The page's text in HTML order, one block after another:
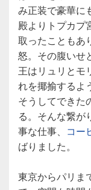
み正装で豪華に
殿よりトプカプ
取ったこともあ
怒。その腹いせ
王はリュリとモ
れを揶揄するよ
そうしてできた
る。そんな繋が
事な仕事、 コー
ばりました。
東京からパリま